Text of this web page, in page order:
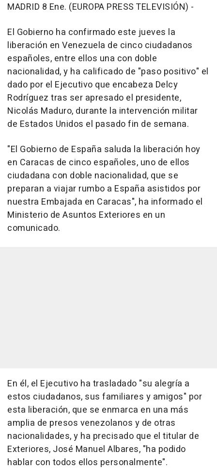
MADRID 8 Ene. (EUROPA PRESS TELEVISIÓN) -
El Gobierno ha confirmado este jueves la
liberación en Venezuela de cinco ciudadanos
españoles, entre ellos una con doble
nacionalidad, y ha calificado de "paso positivo" el
dado por el Ejecutivo que encabeza Delcy
Rodríguez tras ser apresado el presidente,
Nicolás Maduro, durante la intervención militar
de Estados Unidos el pasado fin de semana.
"El Gobierno de España saluda la liberación hoy
en Caracas de cinco españoles, uno de ellos
ciudadana con doble nacionalidad, que se
preparan a viajar rumbo a España asistidos por
nuestra Embajada en Caracas", ha informado el
Ministerio de Asuntos Exteriores en un
comunicado.
En él, el Ejecutivo ha trasladado "su alegría a
estos ciudadanos, sus familiares y amigos" por
esta liberación, que se enmarca en una más
amplia de presos venezolanos y de otras
nacionalidades, y ha precisado que el titular de
Exteriores, José Manuel Albares, "ha podido
hablar con todos ellos personalmente".